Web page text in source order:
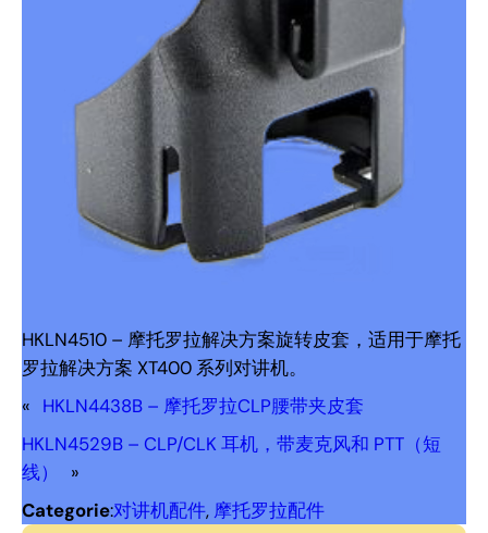
HKLN4510 – 摩托罗拉解决方案旋转皮套，适用于摩托
罗拉解决方案 XT400 系列对讲机。
« HKLN4438B – 摩托罗拉CLP腰带夹皮套
HKLN4529B – CLP/CLK 耳机，带麦克风和 PTT（短
线）
»
Categorie:对讲机配件, 摩托罗拉配件